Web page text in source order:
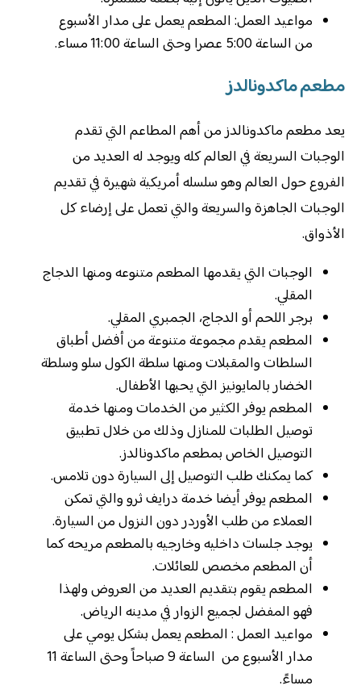
مواعيد العمل: المطعم يعمل على مدار الأسبوع
من الساعة 5:00 عصرا وحتى الساعة 11:00 مساء.
مطعم ماكدونالدز
يعد مطعم ماكدونالدز من أهم المطاعم التي تقدم
الوجبات السريعة في العالم كله ويوجد له العديد من
الفروع حول العالم وهو سلسله أمريكية شهيرة في تقديم
الوجبات الجاهزة والسريعة والتي تعمل على إرضاء كل
الأذواق.
الوجبات التي يقدمها المطعم متنوعه ومنها الدجاج
المقلي.
برجر اللحم أو الدجاج، الجمبري المقلي.
المطعم يقدم مجموعة متنوعة من أفضل أطباق
السلطات والمقبلات ومنها سلطة الكول سلو وسلطة
الخضار بالمايونيز التي يحبها الأطفال.
المطعم يوفر الكثير من الخدمات ومنها خدمة
توصيل الطلبات للمنازل وذلك من خلال تطبيق
التوصيل الخاص بمطعم ماكدونالدز.
كما يمكنك طلب التوصيل إلى السيارة دون تلامس.
المطعم يوفر أيضا خدمة درايف ثرو والتي تمكن
العملاء من طلب الأوردر دون النزول من السيارة.
يوجد جلسات داخليه وخارجيه بالمطعم مريحه كما
أن المطعم مخصص للعائلات.
المطعم يقوم بتقديم العديد من العروض ولهذا
فهو المفضل لجميع الزوار في مدينه الرياض.
مواعيد العمل : المطعم يعمل بشكل يومي على
مدار الأسبوع من الساعة 9 صباحاً وحتى الساعة 11
مساءً.